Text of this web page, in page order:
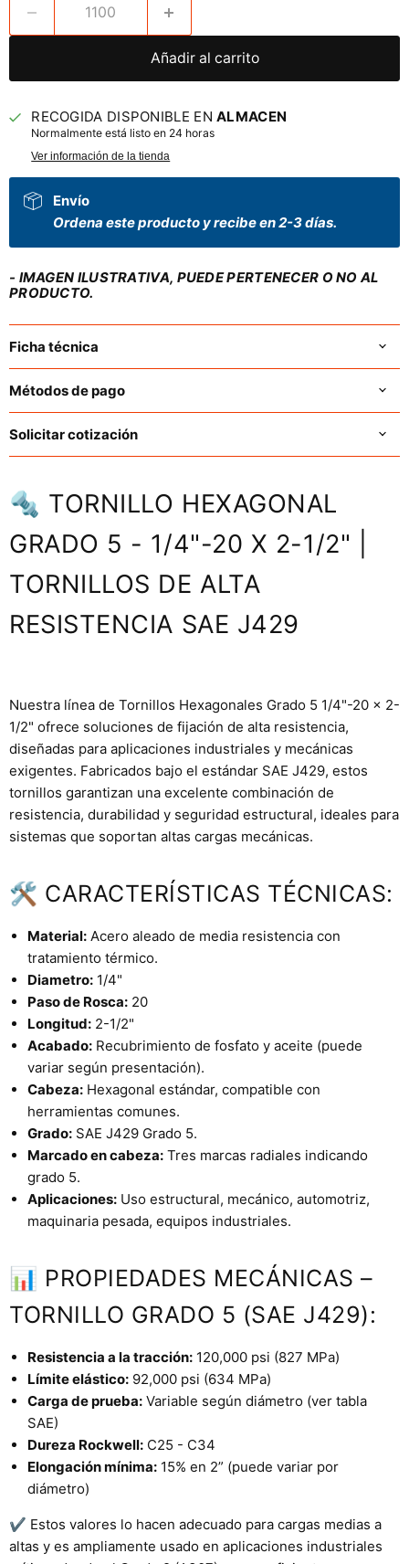
Añadir al carrito
RECOGIDA DISPONIBLE ENALMACEN
Normalmente está listo en 24 horas
Ver información de la tienda
Envío
Ordena este producto y recibe en 2-3 días.
- IMAGEN ILUSTRATIVA, PUEDE PERTENECER O NO AL
PRODUCTO.
Ficha técnica
Métodos de pago
Solicitar cotización
🔩 TORNILLO HEXAGONAL
GRADO 5 - 1/4"-20 X 2-1/2" |
TORNILLOS DE ALTA
RESISTENCIA SAE J429
Nuestra línea de Tornillos Hexagonales Grado 5 1/4"-20 x 2-
1/2" ofrece soluciones de fijación de alta resistencia,
diseñadas para aplicaciones industriales y mecánicas
exigentes. Fabricados bajo el estándar SAE J429, estos
tornillos garantizan una excelente combinación de
resistencia, durabilidad y seguridad estructural, ideales para
sistemas que soportan altas cargas mecánicas.
🛠 CARACTERÍSTICAS TÉCNICAS:
Material: Acero aleado de media resistencia con
tratamiento térmico.
Diametro: 1/4"
Paso de Rosca: 20
Longitud: 2-1/2"
Acabado: Recubrimiento de fosfato y aceite (puede
variar según presentación).
Cabeza: Hexagonal estándar, compatible con
herramientas comunes.
Grado: SAE J429 Grado 5.
Marcado en cabeza: Tres marcas radiales indicando
grado 5.
Aplicaciones: Uso estructural, mecánico, automotriz,
maquinaria pesada, equipos industriales.
📊 PROPIEDADES MECÁNICAS –
TORNILLO GRADO 5 (SAE J429):
Resistencia a la tracción: 120,000 psi (827 MPa)
Límite elástico: 92,000 psi (634 MPa)
Carga de prueba: Variable según diámetro (ver tabla
SAE)
Dureza Rockwell: C25 - C34
Elongación mínima: 15% en 2” (puede variar por
diámetro)
✔ Estos valores lo hacen adecuado para cargas medias a
altas y es ampliamente usado en aplicaciones industriales